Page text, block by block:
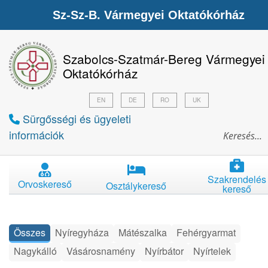
Szabolcs-Szatmár-Bereg Vármegyei
Oktatókórház
Sürgősségi és ügyeleti
információk
EN DE RO UK
Orvoskereső Osztálykereső Szakrendelés
kereső
Összes Nyíregyháza Mátészalka
Fehérgyarmat
Nagykálló
Vásárosnamény Nyírbátor Nyírtelek
Sz-Sz-B. Vármegyei Oktatókórház